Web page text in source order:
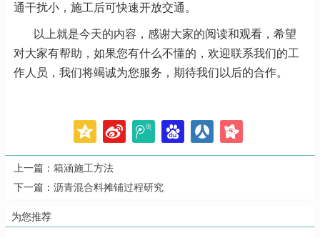
通干扰小，施工后可快速开放交通。
以上就是今天的内容，感谢大家的阅读和观看，希望
对大家有帮助，如果您有什么不懂的，欢迎联系我们的工
作人员，我们将竭诚为您服务，期待我们以后的合作。
上一篇： 箱涵施工方法
下一篇： 沥青混合料摊铺过程研究
为您推荐